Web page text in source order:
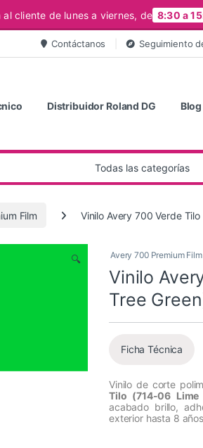
al cliente de lunes a viernes, de 8:30 a
Contáctanos Seguimiento
Distribuidor Roland DG Blog
Film Vinilo Avery 700 Verde
🔍 Avery 700 Premium Film
Vinilo
Tree
Ficha Técnica
Vinilo de corte
Tilo (714-06 Lime
acabado brillo,
exterior hasta 8